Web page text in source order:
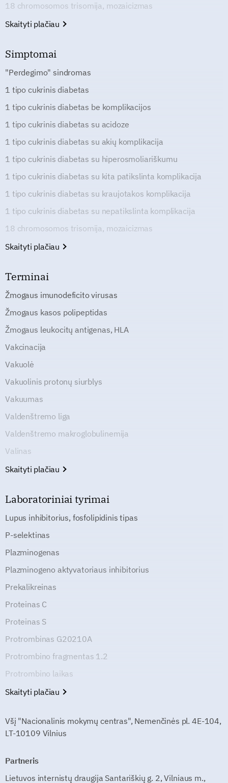
18 chromosomos trisomija, mozaicizmas
Skaityti plačiau
Simptomai
"Perdegimo" sindromas
1 tipo cukrinis diabetas
1 tipo cukrinis diabetas be komplikacijos
1 tipo cukrinis diabetas su acidoze
1 tipo cukrinis diabetas su akių komplikacija
1 tipo cukrinis diabetas su hiperosmoliariškumu
1 tipo cukrinis diabetas su kita patikslinta komplikacija
1 tipo cukrinis diabetas su kraujotakos komplikacija
1 tipo cukrinis diabetas su nepatikslinta komplikacija
18 chromosomos trisomija, mozaicizmas
Skaityti plačiau
Terminai
Žmogaus imunodeficito virusas
Žmogaus kasos polipeptidas
Žmogaus leukocitų antigenas, HLA
Vakcinacija
Vakuolė
Vakuolinis protonų siurblys
Vakuumas
Valdenštremo liga
Valdenštremo makroglobulinemija
Valinas
Skaityti plačiau
Laboratoriniai tyrimai
Lupus inhibitorius, fosfolipidinis tipas
P-selektinas
Plazminogenas
Plazminogeno aktyvatoriaus inhibitorius
Prekalikreinas
Proteinas C
Proteinas S
Protrombinas G20210A
Protrombino fragmentas 1.2
Protrombino laikas
Skaityti plačiau
Všį "Nacionalinis mokymų centras", Nemenčinės pl. 4E-104,
LT-10109 Vilnius
Partneris
Lietuvos internistų draugija Santariškių g. 2, Vilniaus m.,